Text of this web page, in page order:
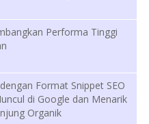
Performa Tinggi
Format Snippet SEO
di Google dan Menarik
Organik